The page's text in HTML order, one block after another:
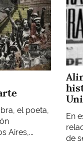
el poeta,
Aires,...
En
de